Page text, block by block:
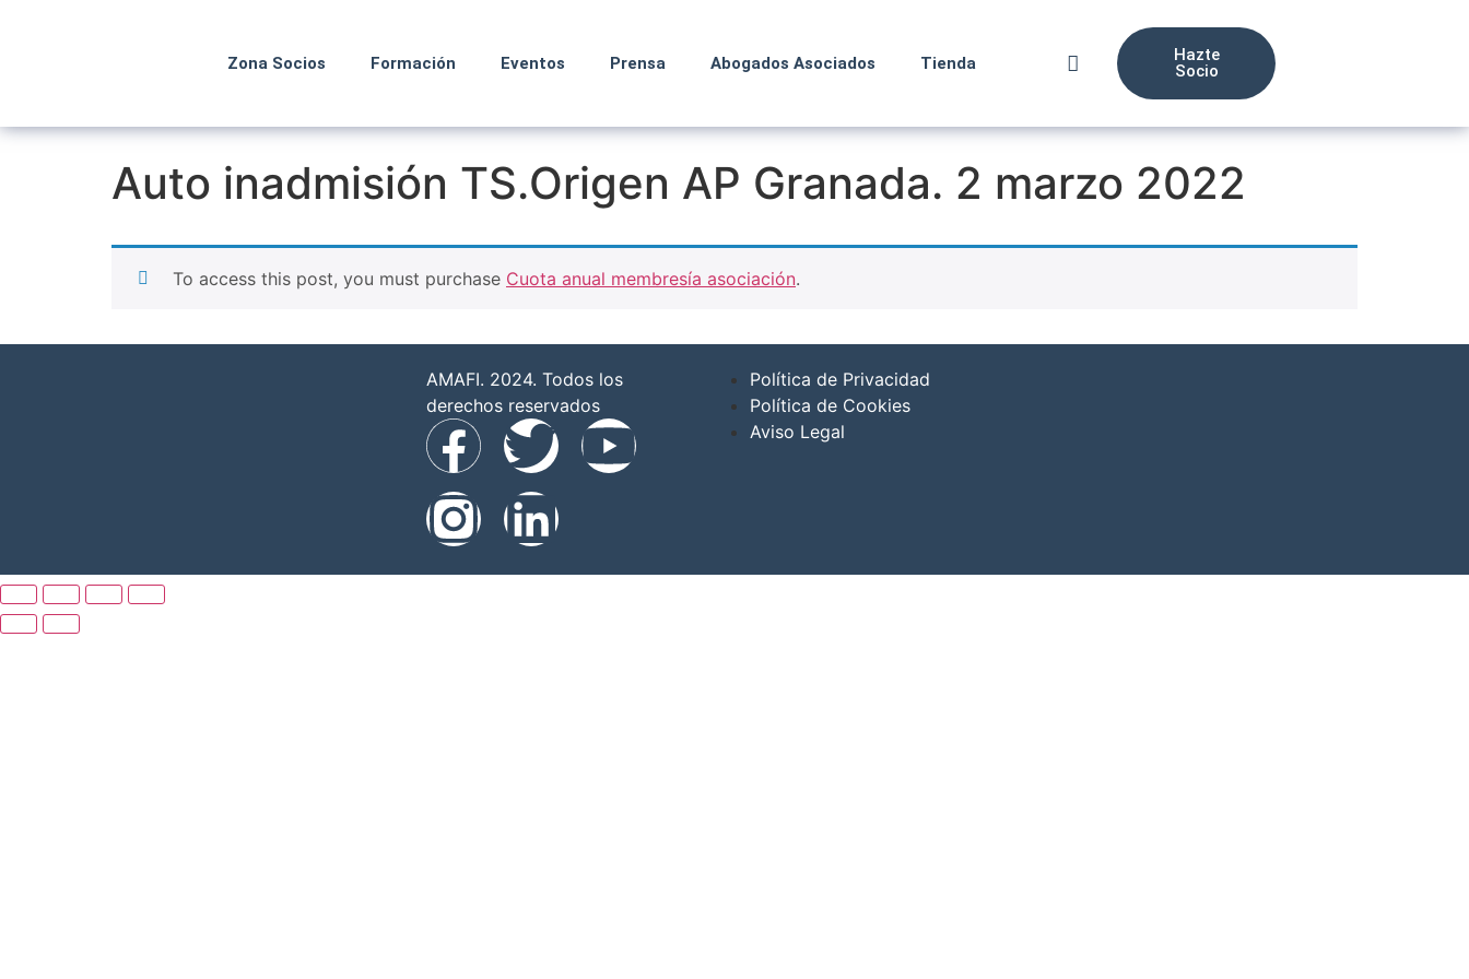
Zona Socios Formación Eventos Prensa Abogados Asociados Tienda
Hazte
Socio
Auto inadmisión TS.Origen AP Granada. 2 marzo 2022
To access this post, you must purchase Cuota anual membresía asociación.
AMAFI. 2024. Todos los
derechos reservados
Política de Privacidad
Política de Cookies
Aviso Legal